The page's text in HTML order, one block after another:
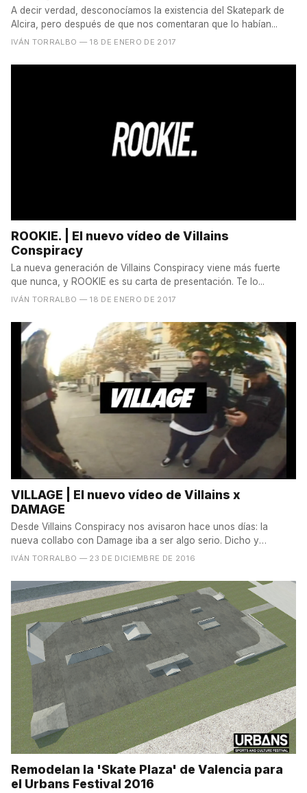
A decir verdad, desconocíamos la existencia del Skatepark de
Alcira, pero después de que nos comentaran que lo habían...
IVÁN TORRALBO — 18 DE ENERO DE 2017
ROOKIE. | El nuevo vídeo de Villains
Conspiracy
La nueva generación de Villains Conspiracy viene más fuerte
que nunca, y ROOKIE es su carta de presentación. Te lo...
IVÁN TORRALBO — 18 DE ENERO DE 2017
VILLAGE | El nuevo vídeo de Villains x
DAMAGE
Desde Villains Conspiracy nos avisaron hace unos días: la
nueva collabo con Damage iba a ser algo serio. Dicho y
hecho....
IVÁN TORRALBO — 23 DE DICIEMBRE DE 2016
Remodelan la 'Skate Plaza' de Valencia para
el Urbans Festival 2016